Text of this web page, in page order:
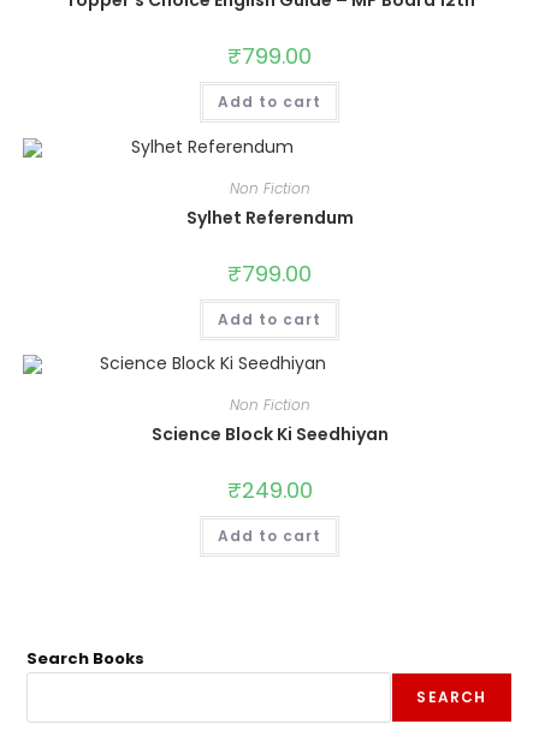
₹799.00
Add to cart
Non Fiction
Sylhet Referendum
₹799.00
Add to cart
Non Fiction
Science Block Ki Seedhiyan
₹249.00
Add to cart
Search Books
SEARCH